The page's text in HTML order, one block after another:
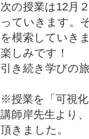
次の授業は12月
っていきます。
を模索していき
楽しみです！
引き続き学びの
※授業を「可視
講師岸先生より
頂きました。